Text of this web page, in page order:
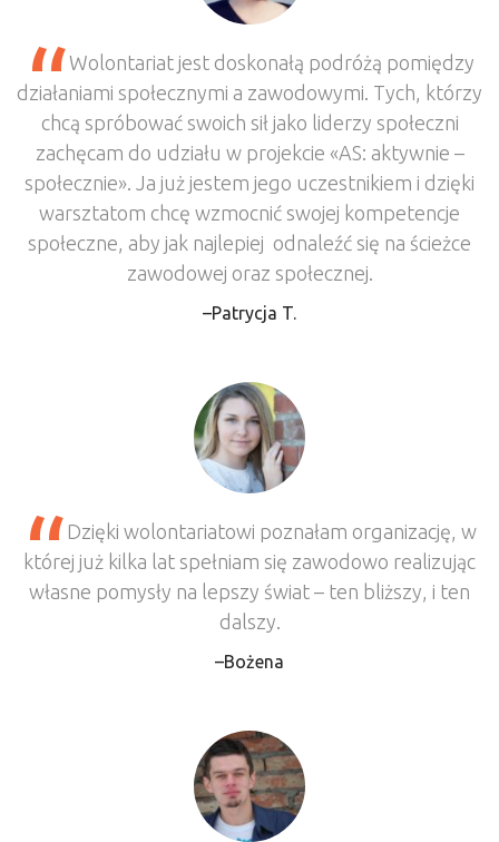
Wolontariat jest doskonałą podróżą pomiędzy
działaniami społecznymi a zawodowymi. Tych, którzy
chcą spróbować swoich sił jako liderzy społeczni
zachęcam do udziału w projekcie «AS: aktywnie –
społecznie». Ja już jestem jego uczestnikiem i dzięki
warsztatom chcę wzmocnić swojej kompetencje
społeczne, aby jak najlepiej odnaleźć się na ścieżce
zawodowej oraz społecznej.
Patrycja T.
Dzięki wolontariatowi poznałam organizację, w
której już kilka lat spełniam się zawodowo realizując
własne pomysły na lepszy świat – ten bliższy, i ten
dalszy.
Bożena